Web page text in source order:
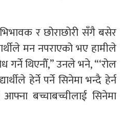
र छोराछोरी सँगै बसेर
मन नपराएको भए हामीले
गर्ने थिएनौँ,” उनले भने, “‘रोल
हेर्ने पर्ने सिनेमा भन्दै हेर्न
बच्चाबच्चीलाई सिनेमा